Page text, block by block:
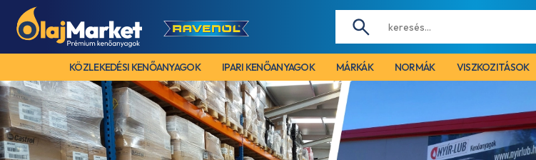
KÖZLEKEDÉSI KENŐANYAGOK IPARI KENŐANYAGOK MÁRKÁK NORMÁK VISZKOZITÁSOK